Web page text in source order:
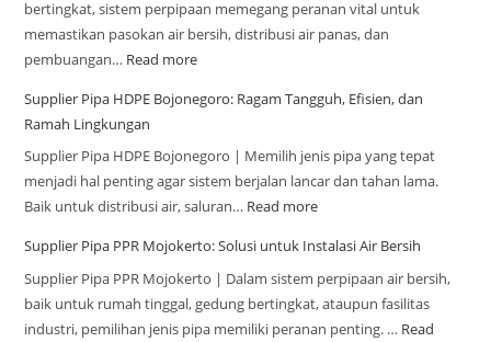
bertingkat, sistem perpipaan memegang peranan vital untuk
memastikan pasokan air bersih, distribusi air panas, dan
pembuangan… Read more
Supplier Pipa HDPE Bojonegoro: Ragam Tangguh, Efisien, dan
Ramah Lingkungan
Supplier Pipa HDPE Bojonegoro | Memilih jenis pipa yang tepat
menjadi hal penting agar sistem berjalan lancar dan tahan lama.
Baik untuk distribusi air, saluran… Read more
Supplier Pipa PPR Mojokerto: Solusi untuk Instalasi Air Bersih
Supplier Pipa PPR Mojokerto | Dalam sistem perpipaan air bersih,
baik untuk rumah tinggal, gedung bertingkat, ataupun fasilitas
industri, pemilihan jenis pipa memiliki peranan penting. … Read